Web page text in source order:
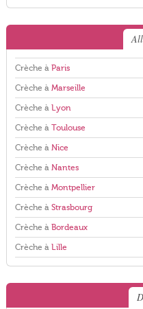
Crèche à Paris
Crèche à Marseille
Crèche à Lyon
Crèche à Toulouse
Crèche à Nice
Crèche à Nantes
Crèche à Montpellier
Crèche à Strasbourg
Crèche à Bordeaux
Crèche à Lille